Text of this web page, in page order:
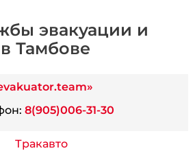
эвакуации и
Тамбове
8(905)006-31-30
Тракавто